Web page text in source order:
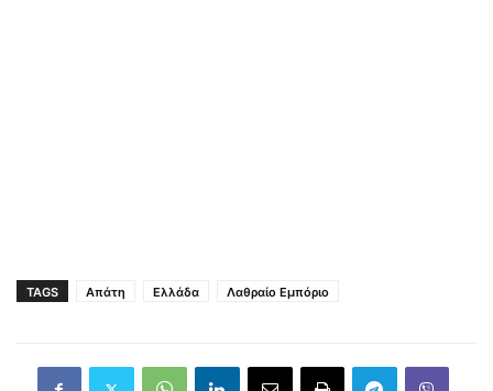
TAGS Απάτη Ελλάδα Λαθραίο Εμπόριο